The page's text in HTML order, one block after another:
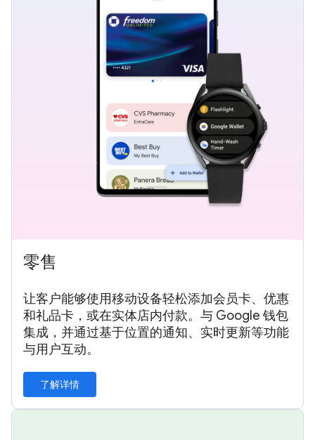
零售
让客户能够使用移动设备轻松添加会员卡、优惠
和礼品卡，或在实体店内付款。与 Google 钱包
集成，并通过基于位置的通知、实时更新等功能
与用户互动。
了解详情